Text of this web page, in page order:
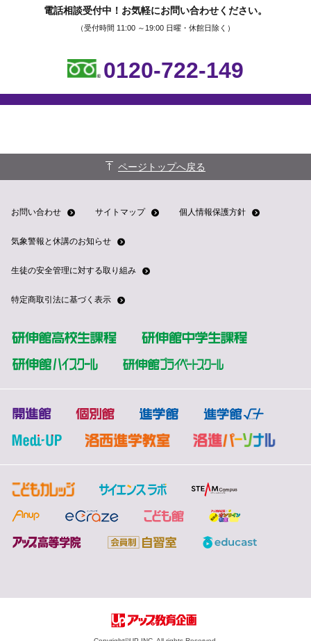
電話相談受付中！お気軽にお問い合わせください。
（受付時間 11:00 ～19:00 日曜・休館日除く）
0120-722-149
ページトップへ戻る
お問い合わせ サイトマップ 個人情報保護方針
気象警報と休講のお知らせ
生徒の安全管理に対する取り組み
特定商取引法に基づく表示